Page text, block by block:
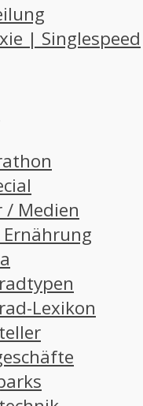
| Singlespeed
Medien
Lexikon